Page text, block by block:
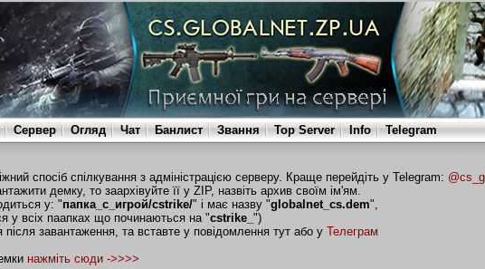
Сервер Огляд Чат Банлист Звання Top Server Info Telegram